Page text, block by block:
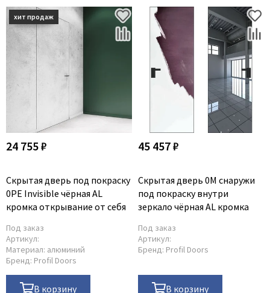
24 755 ₽
Скрытая дверь под покраску
0PE Invisible чёрная AL
кромка открывание от себя
Под заказ
Артикул:
Материал: алюминий
Бренд: Profil Doors
В корзину
45 457 ₽
Скрытая дверь 0M снаружи
под покраску внутри
зеркало чёрная AL кромка
Под заказ
Артикул:
Бренд: Profil Doors
В корзину